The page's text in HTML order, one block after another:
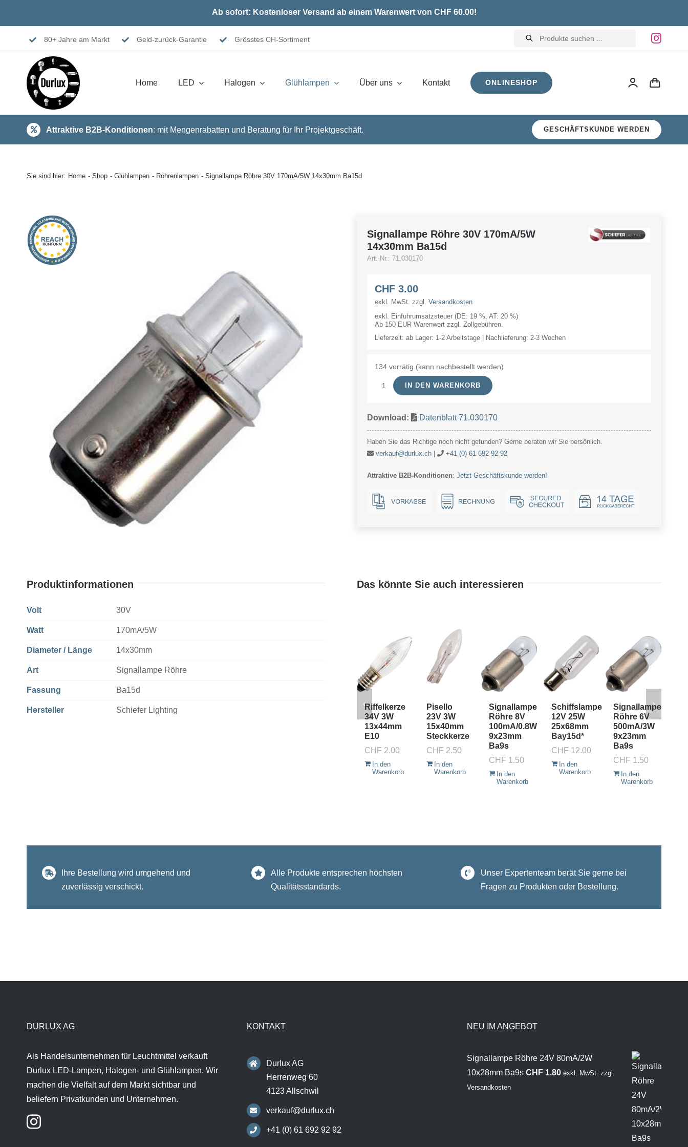
Ab sofort: Kostenloser Versand ab einem Warenwert von CHF 60.00!
80+ Jahre am Markt Geld-zurück-Garantie Grösstes CH-Sortiment
Products
search
Home LED Halogen Glühlampen Über uns Kontakt ONLINESHOP
Attraktive B2B-Konditionen: mit Mengenrabatten und Beratung für Ihr Projektgeschäft. GESCHÄFTSKUNDE WERDEN
Sie sind hier: Home Shop Glühlampen Röhrenlampen Signallampe Röhre 30V 170mA/5W 14x30mm Ba15d
Signallampe Röhre 30V 170mA/5W
14x30mm Ba15d
Art.-Nr.: 71.030170
CHF3.00
exkl. MwSt. zzgl. Versandkosten
exkl. Einfuhrumsatzsteuer (DE: 19 %, AT: 20 %)
Ab 150 EUR Warenwert zzgl. Zollgebühren.
Lieferzeit: ab Lager: 1-2 Arbeitstage | Nachlieferung: 2-3 Wochen
134 vorrätig (kann nachbestellt werden)
Signallampe
30V
14x30mm
Menge
IN DEN WARENKORB
Download: Datenblatt 71.030170
Haben Sie das Richtige noch nicht gefunden? Gerne beraten wir Sie persönlich.
verkauf@durlux.ch| +41 (0) 61 692 92 92
Attraktive B2B-Konditionen: Jetzt Geschäftskunde werden!
Produktinformationen
Volt 30V
Watt 170mA/5W
Diameter / Länge 14x30mm
Art Signallampe Röhre
Fassung Ba15d
Hersteller Schiefer Lighting
Das könnte Sie auch interessieren
Riffelkerze
34V 3W
13x44mm
E10
CHF 2.00
In den
Warenkorb
Pisello
23V 3W
15x40mm
Steckkerze
CHF 2.50
In den
Warenkorb
Signallampe
Röhre 8V
100mA/0.8W
9x23mm
Ba9s
CHF 1.50
In den
Warenkorb
Schiffslampe
12V 25W
25x68mm
Bay15d*
CHF 12.00
In den
Warenkorb
Signallampe
Röhre 6V
500mA/3W
9x23mm
Ba9s
CHF 1.50
In den
Warenkorb
Ihre Bestellung wird umgehend und
zuverlässig verschickt.
Alle Produkte entsprechen höchsten
Qualitätsstandards.
Unser Expertenteam berät Sie gerne bei
Fragen zu Produkten oder Bestellung.
DURLUX AG
Als Handelsunternehmen für Leuchtmittel verkauft
Durlux LED-Lampen, Halogen- und Glühlampen. Wir
machen die Vielfalt auf dem Markt sichtbar und
beliefern Privatkunden und Unternehmen.
KONTAKT
Durlux AG
Herrenweg 60
4123 Allschwil
verkauf@durlux.ch
+41 (0) 61 692 92 92
NEU IM ANGEBOT
Signallampe Röhre 24V 80mA/2W
10x28mm Ba9s CHF1.80 exkl. MwSt. zzgl.
Versandkosten